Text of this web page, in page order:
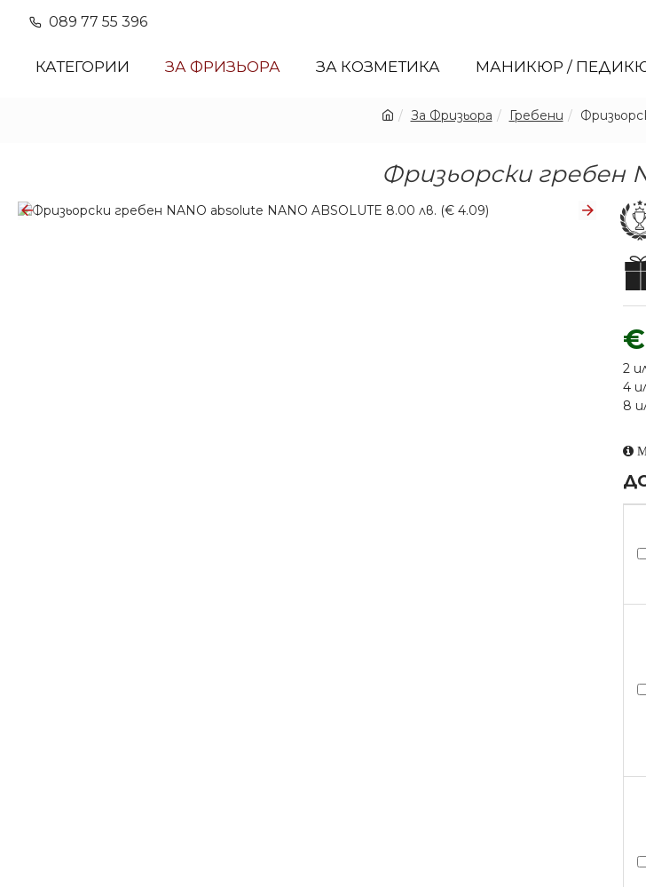
089 77 55 396
КАТЕГОРИИ ЗА ФРИЗЬОРА ЗА КОЗМЕТИКА МАНИКЮР /
За Фризьора Гребени
Фризьорски гребен
2
4
8